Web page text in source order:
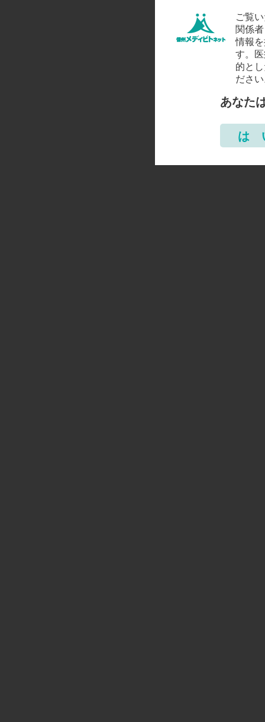
ご覧
関係
情報
す。
的と
ださ
あなた
は